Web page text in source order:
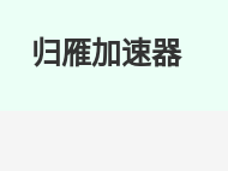
归雁加速器